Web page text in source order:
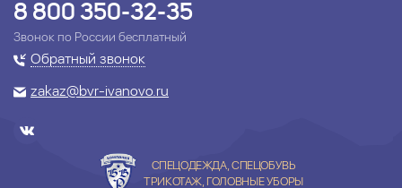
8 800 350-32-35
Звонок по России бесплатный
Обратный звонок
zakaz@bvr-ivanovo.ru
СПЕЦОДЕЖДА, СПЕЦОБУВЬ
ТРИКОТАЖ, ГОЛОВНЫЕ УБОРЫ